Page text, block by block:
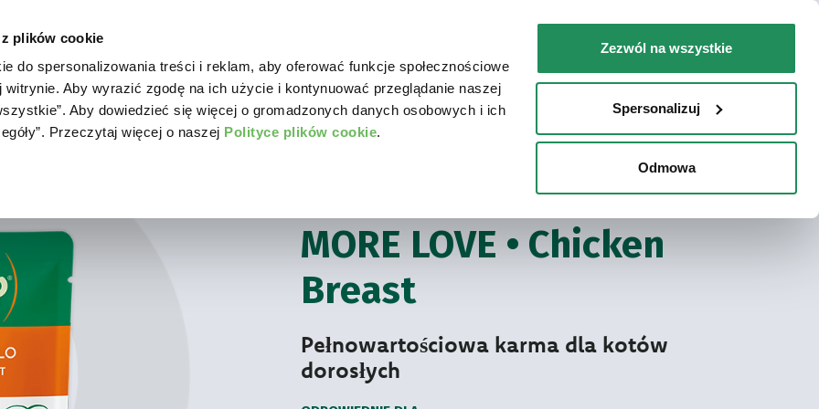
plików cookie
do spersonalizowania treści i reklam, aby oferować funkcje społecznościowe
Aby wyrazić zgodę na ich użycie i kontynuować przeglądanie naszej
Aby dowiedzieć się więcej o gromadzonych danych osobowych i ich
Przeczytaj więcej o naszej Polityce plików cookie.
Zezwól na wszystkie
Spersonalizuj
Odmowa
Skontaktuj się z nami
WORLD OF LOVE DLA PSA DLA KOTA GDZIE KUPIĆ / LOKALIZATOR SKLEPÓW
MORE LOVE • Chicken
Breast
Pełnowartościowa karma dla kotów
dorosłych